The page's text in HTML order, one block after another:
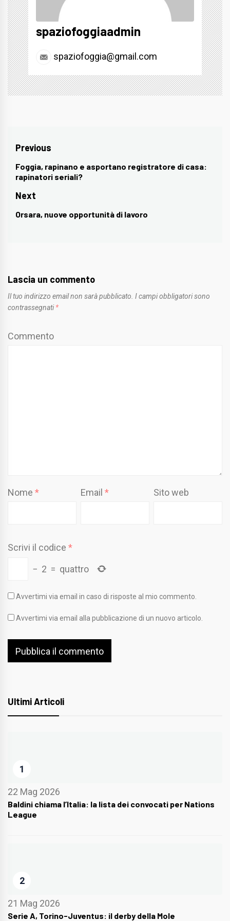
spaziofoggiaadmin
spaziofoggia@gmail.com
Navigazione
articoli
Previous
Previous
post:
Foggia, rapinano e asportano registratore di casa:
rapinatori seriali?
Next
Next
Orsara, nuove opportunità di lavoro
Lascia un commento
Il tuo indirizzo email non sarà pubblicato. I campi obbligatori sono
contrassegnati *
Commento
Nome * Email* Sito web
Scrivi il codice *
− 2 = quattro
Avvertimi via email in caso di risposte al mio commento.
Avvertimi via email alla pubblicazione di un nuovo articolo.
Ultimi Articoli
1
22 Mag 2026
Baldini chiama l’Italia: la lista dei convocati per Nations
League
2
21 Mag 2026
Serie A, Torino-Juventus: il derby della Mole